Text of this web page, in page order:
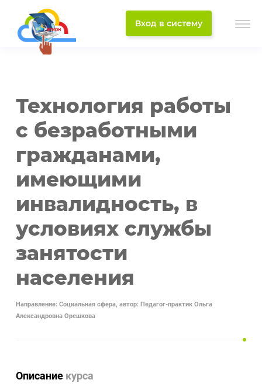
Вход в систему
Технология работы
с безработными
гражданами,
имеющими
инвалидность, в
условиях службы
занятости
населения
Направление: Социальная сфера, автор: Педагог-практик Ольга
Александровна Орешкова
Описание курса